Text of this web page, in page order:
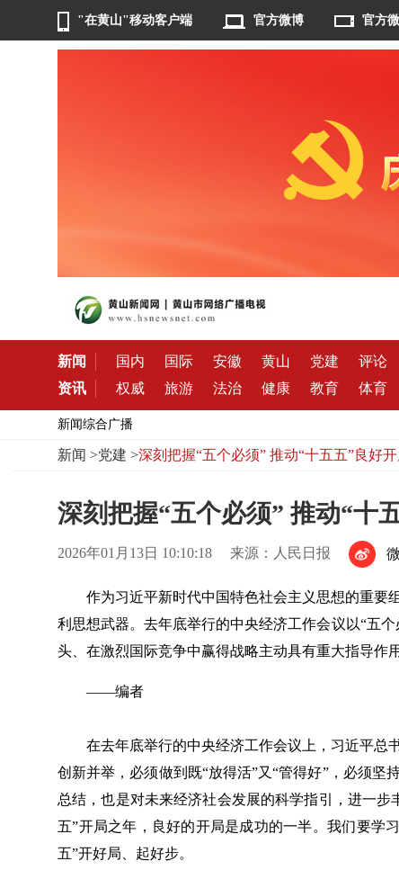
"在黄山"移动客户端 官方微博 官方
新闻 国内 国际 安徽 黄山 党建 评论
资讯
权威 旅游 法治 健康 教育 体育
新闻综合广播
新闻 >党建 >深刻把握“五个必须” 推动“十五五”良好
深刻把握“五个必须” 推动“十
2026年01月13日 10:10:18 来源：人民日报
作为习近平新时代中国特色社会主义思想的重要
利思想武器。去年底举行的中央经济工作会议以“五
头、在激烈国际竞争中赢得战略主动具有重大指导作
——编者
在去年底举行的中央经济工作会议上，习近平总
创新并举，必须做到既“放得活”又“管得好”，必须
总结，也是对未来经济社会发展的科学指引，进一
五”开局之年，良好的开局是成功的一半。我们要学
五”开好局、起好步。